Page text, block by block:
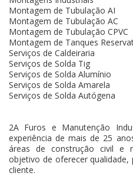
Montagem de Tubulação AI
Montagem de Tubulação AC
Montagem de Tubulação CPVC
Montagem de Tanques
Serviços de Caldeiraria
Serviços de Solda Tig
Serviços de Solda Alumínio
Serviços de Solda Amarela
Serviços de Solda Autógena
2A Furos e Manutenção
experiência de mais de 25
áreas de construção civil e
objetivo de oferecer
cliente.